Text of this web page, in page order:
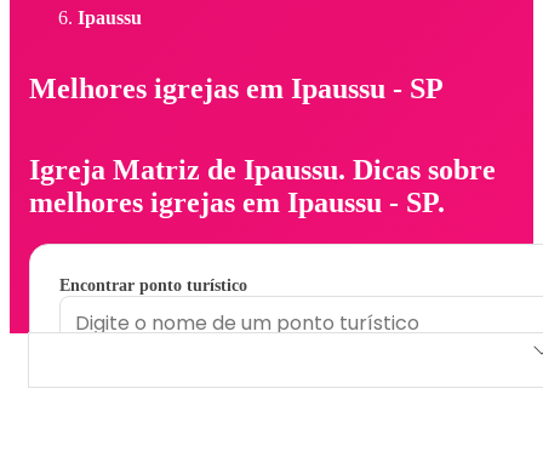
Ipaussu
Melhores igrejas em Ipaussu - SP
Igreja Matriz de Ipaussu. Dicas sobre
melhores igrejas em Ipaussu - SP.
Encontrar ponto turístico